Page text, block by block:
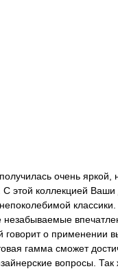
очень яркой,
этой коллекцией Ваши
классики.
незабываемые
говорит о применении
гамма сможет
вопросы. Так